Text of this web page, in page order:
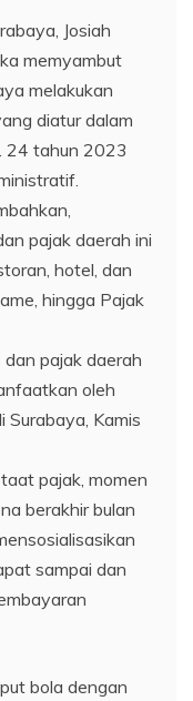
Josiah
memyambut
melakukan
diatur dalam
24 tahun 2023
pajak daerah ini
hotel, dan
hingga Pajak
pajak daerah
oleh
Surabaya, Kamis
pajak, momen
berakhir bulan
sampai dan
bola dengan